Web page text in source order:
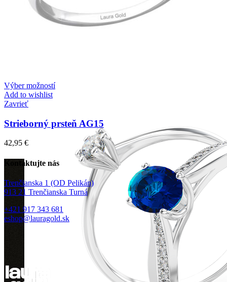
Výber možností
Add to wishlist
Zavrieť
Strieborný prsteň AG15
42,95 €
Kontaktujte nás
Trenčianska 1 (OD Pelikán)
913 21 Trenčianska Turná
+421 917 343 681
eshop@lauragold.sk